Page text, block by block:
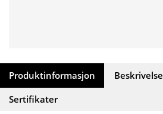
Produktinformasjon Beskrivelse
Sertifikater